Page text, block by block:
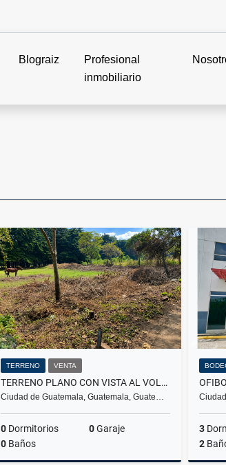
Blograiz
Profesional
inmobiliario
TERRENO VENTA
TERRENO PLANO CON VISTA AL VOLCÁN DE AGUA | SANTA MARÍA DE JESÚS
Ciudad de Guatemala, Guatemala, Guate…
0 Dormitorios 0Garaje
0 Baños
3
2